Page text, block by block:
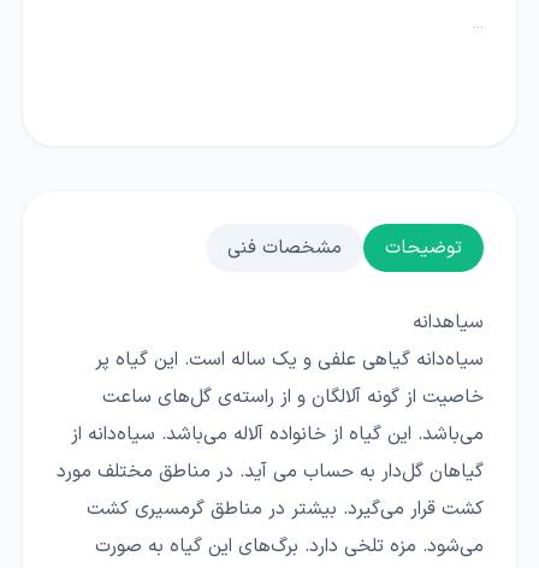
...
توضیحات مشخصات فنی
سیاهدانه
سیاه‌دانه گیاهی علفی و یک ساله است. این گیاه پر
خاصیت از گونه آلالگان و از راسته‌ی گل‌های ساعت
می‌باشد. این گیاه از خانواده آلاله می‌باشد. سیاه‌دانه از
گیاهان گل‌دار به حساب می آید. در مناطق مختلف مورد
کشت قرار می‌گیرد. بیشتر در مناطق گرمسیری کشت
می‌شود. مزه‌ تلخی دارد. برگ‌های این گیاه به صورت